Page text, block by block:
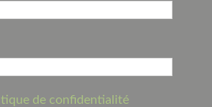
de confidentialité